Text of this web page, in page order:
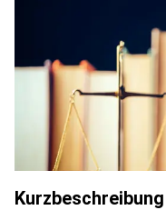
Kurzbeschreibung